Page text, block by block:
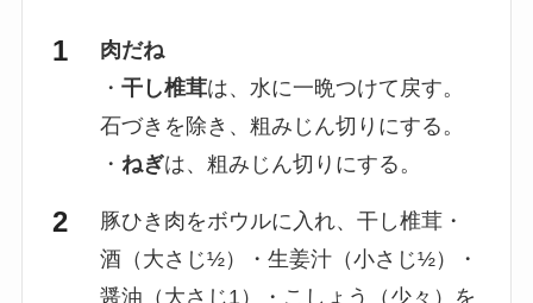
肉だね
・ 干し椎茸は、水に一晩つけて戻す。
石づきを除き、粗みじん切りにする。
・ ねぎは、粗みじん切りにする。
豚ひき肉をボウルに入れ、干し椎茸・
酒（大さじ½）・生姜汁（小さじ½）・
醤油（大さじ1）・こしょう（少々）を